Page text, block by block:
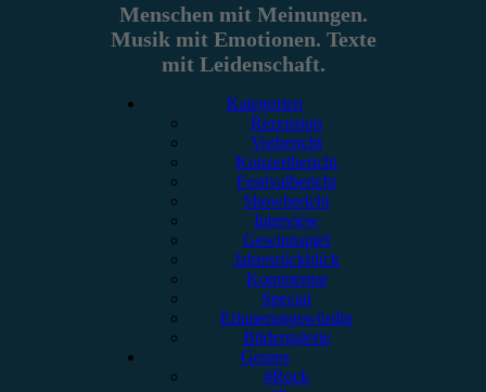
Menschen mit Meinungen.
Musik mit Emotionen. Texte
mit Leidenschaft.
Kategorien
Rezension
Vorbericht
Konzertbericht
Festivalbericht
Showbericht
Interview
Gewinnspiel
Jahresrückblick
Kommentar
Special
Erinnerungswürdig
Bildergalerie
Genres
#Rock